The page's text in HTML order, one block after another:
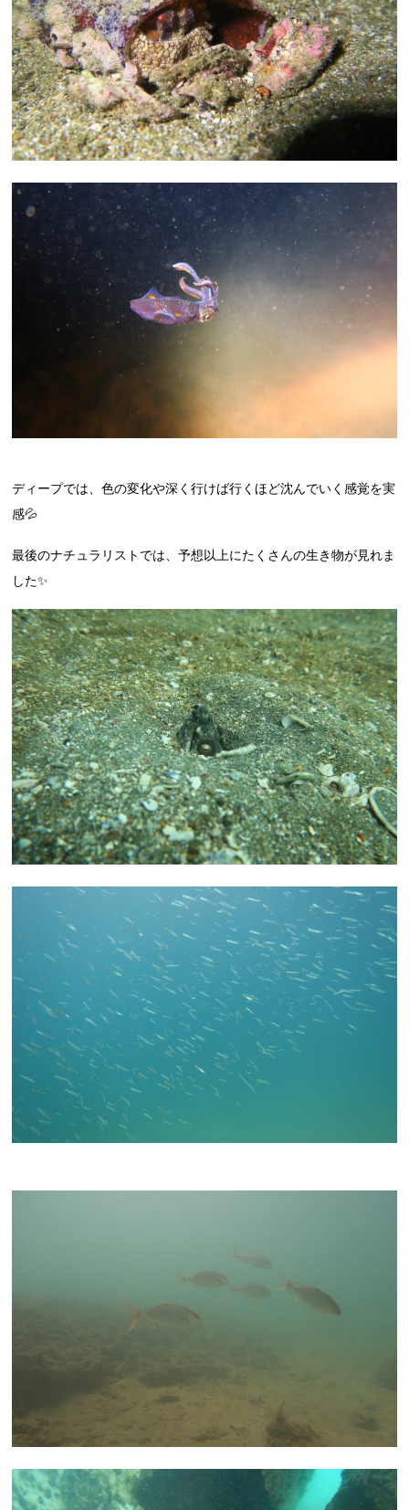
ディープでは、色の変化や深く行けば行くほど沈んでいく感覚を実
感💦
最後のナチュラリストでは、予想以上にたくさんの生き物が見れま
した✨